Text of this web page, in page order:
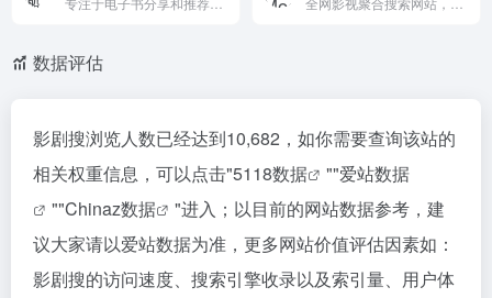
数据评估
影剧搜浏览人数已经达到10,682，如你需要查询该站的
相关权重信息，可以点击"5118数据 ""爱站数据
""Chinaz数据
"进入；以目前的网站数据参考，建
议大家请以爱站数据为准，更多网站价值评估因素如：
影剧搜的访问速度、搜索引擎收录以及索引量、用户体